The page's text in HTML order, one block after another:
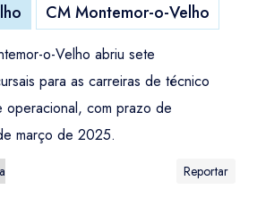
CM Montemor-o-Velho
o-Velho abriu sete
para as carreiras de técnico
operacional, com prazo de
março de 2025.
Reportar